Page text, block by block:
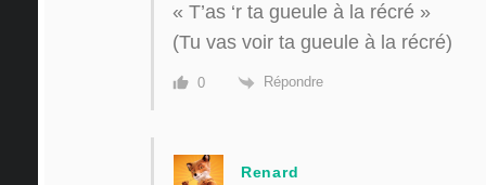
« T’as ‘r ta gueule à la récré »
(Tu vas voir ta gueule à la récré)
0 Répondre
Renard